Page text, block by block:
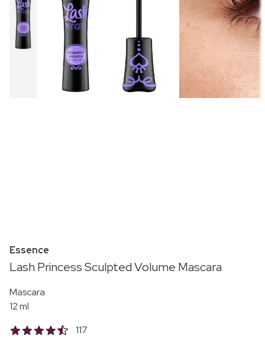
Essence
Lash Princess Sculpted Volume Mascara
Mascara
12 ml
117